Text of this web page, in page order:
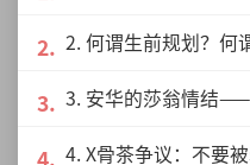
2. 何谓生前规划？
3. 安华的莎翁情结
4. X骨茶争议：不要